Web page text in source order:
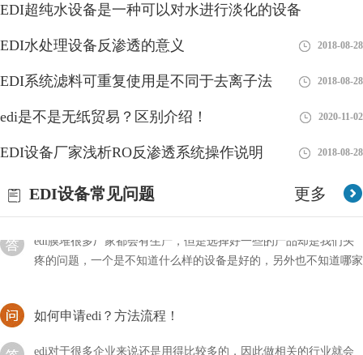
EDI超纯水设备是一种可以对水进行淡化的设备
2018-08-28
EDI水处理设备反渗透的意义 2018-08-28
EDI系统滤料可重复使用是不同于去离子法 2018-08-28
edi是不是无纸贸易？区别介绍！ 2020-11-02
EDI设备厂家浅析RO反渗透系统操作说明 2018-08-28
更多
EDI设备常见问题
的迭代更是让人捉摸不透，比如新型的EDI技术，我们能否接受
EDI形式的订单呢？
edi设备功率多大？
我们在使用或购买EDI设备时，非常关注的一个点就是它的参数和
功率，因为这是决定我们成本与作用的关键性因素，那么一般EDI
设备的功率有多大呢？
edi膜堆哪家好？厂家推荐！
edi膜堆很多厂家都会有生产，但是选择好一些的产品却是我们头
疼的问题，一个是不知道什么样的设备是好的，另外也不知道哪家
公司产品好。
想到申请类似的资质来为这些公司提供服务，如果我们要做的话应